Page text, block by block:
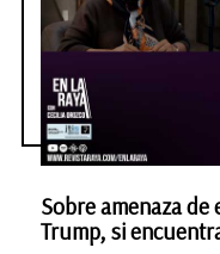
Sobre amenaza
Trump, si